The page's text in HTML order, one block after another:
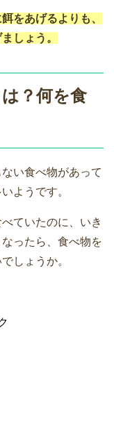
をあげるよりも、
しょう。
？何を食
い食べ物があって
ようです。
ていたのに、いき
ったら、食べ物を
しょうか。